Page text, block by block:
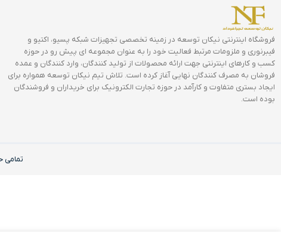
فروشگاه اینترنتی نیکان توسعه در زمینه تخصصی تجهیزات شبکه پسیو، اکتیو و
فیبرنوری و ملزومات مرتبط فعالیت خود را به عنوان مجموعه ای پیش رو در حوزه
کسب و کارهای اینترنتی جهت ارائه محصولات از تولید کنندگان، وارد کنندگان و عمده
فروشان به مصرف کنندگان نهایی آغاز کرده است. تلاش تیم نیکان توسعه همواره برای
ایجاد بستری متفاوت و کارآمد در حوزه تجارت الکترونیک برای خریداران و فروشندگان
بوده است.
تمامی